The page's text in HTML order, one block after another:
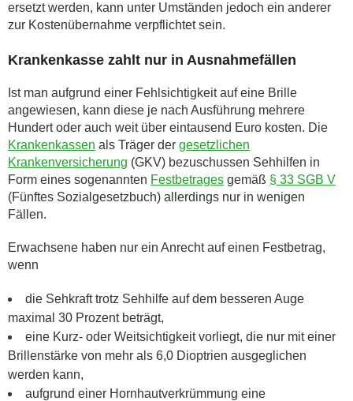
ersetzt werden, kann unter Umständen jedoch ein anderer
zur Kostenübernahme verpflichtet sein.
Krankenkasse zahlt nur in Ausnahmefällen
Ist man aufgrund einer Fehlsichtigkeit auf eine Brille
angewiesen, kann diese je nach Ausführung mehrere
Hundert oder auch weit über eintausend Euro kosten. Die
Krankenkassen als Träger der gesetzlichen
Krankenversicherung (GKV) bezuschussen Sehhilfen in
Form eines sogenannten Festbetrages gemäß § 33 SGB V
(Fünftes Sozialgesetzbuch) allerdings nur in wenigen
Fällen.
Erwachsene haben nur ein Anrecht auf einen Festbetrag,
wenn
die Sehkraft trotz Sehhilfe auf dem besseren Auge
maximal 30 Prozent beträgt,
eine Kurz- oder Weitsichtigkeit vorliegt, die nur mit einer
Brillenstärke von mehr als 6,0 Dioptrien ausgeglichen
werden kann,
aufgrund einer Hornhautverkrümmung eine